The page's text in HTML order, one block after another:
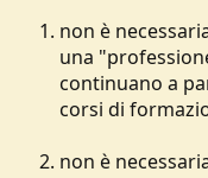
non è
una
continuano a
corsi di
non è